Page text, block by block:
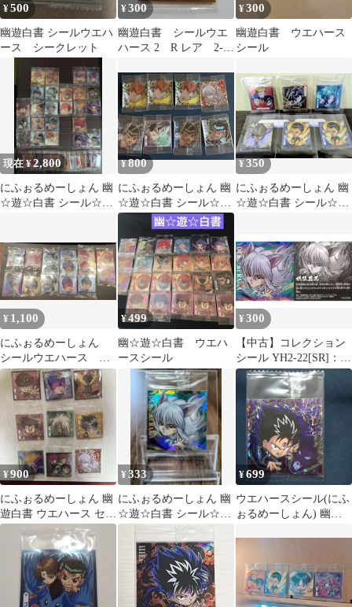
¥500
幽遊白書 シールウエハ
ース シークレット
¥300
幽遊白書 シールウエ
ハース 2 R レア 2-
¥300
幽遊白書 ウエハース
シール
現在 ¥2,800
にふぉるめーしょん 幽
☆遊☆白書 シール☆ウ
¥800
にふぉるめーしょん 幽
☆遊☆白書 シール☆ウ
エハース
¥350
にふぉるめーしょん 幽
☆遊☆白書 シール☆ウ
¥ 1,100
にふぉるめーしょん
シールウエハース 幽
遊白書
¥499
幽☆遊☆白書 ウエハ
ースシール
¥300
【中古】コレクション
シール YH2-22[SR]：妖
狐蔵馬
¥900
にふぉるめーしょん 幽
遊白書 ウエハース セッ
トす
¥333
にふぉるめーしょん 幽
☆遊☆白書 シール☆ウ
エハースvol.2 妖狐蔵
馬 SR
¥699
ウエハースシール(にふ
ぉるめーしょん) 幽☆